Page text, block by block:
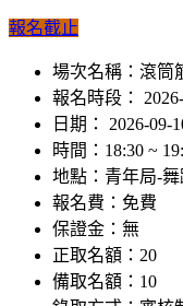
報名截止
場次名稱： 滾筒
報名時段：
日期：
2026-09-
時間： 18:30 ~
地點： 青年局-
報名費： 免費
保證金： 無
正取名額： 20
備取名額： 10